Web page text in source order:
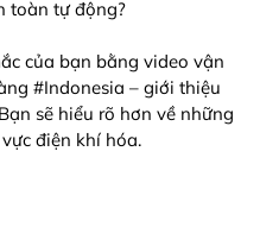
toàn tự động?
của bạn bằng video vận
#Indonesia – giới thiệu
sẽ hiểu rõ hơn về những
điện khí hóa.